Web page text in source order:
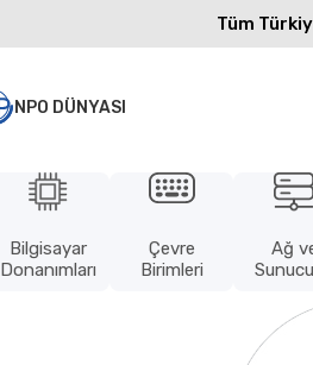
Tüm
NPO DÜNYASI
Bilgisayar
Donanımları
Çevre
Birimleri
Ağ